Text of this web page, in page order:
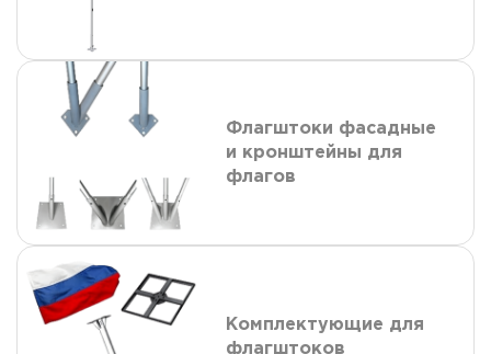
Флагштоки фасадные
и кронштейны для
флагов
Комплектующие для
флагштоков